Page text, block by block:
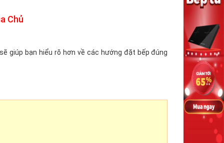
Chủ
giúp bạn hiểu rõ hơn về các hướng đặt bếp đúng